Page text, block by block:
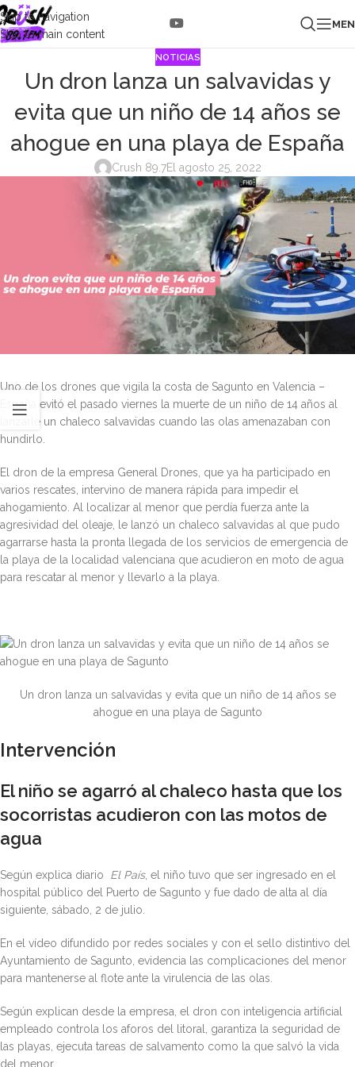
Skip to navigation
Skip to main content
NOTICIAS
Un dron lanza un salvavidas y
evita que un niño de 14 años se
ahogue en una playa de España
Crush 89.7El agosto 25, 2022
Uno de los drones que vigila la costa de Sagunto en Valencia –
España evitó el pasado viernes la muerte de un niño de 14 años al
lanzarle un chaleco salvavidas cuando las olas amenazaban con
hundirlo.
El dron de la empresa General Drones, que ya ha participado en
varios rescates, intervino de manera rápida para impedir el
ahogamiento. Al localizar al menor que perdía fuerza ante la
agresividad del oleaje, le lanzó un chaleco salvavidas al que pudo
agarrarse hasta la pronta llegada de los servicios de emergencia de
la playa de la localidad valenciana que acudieron en moto de agua
para rescatar al menor y llevarlo a la playa.
Un dron lanza un salvavidas y evita que un niño de 14 años se
ahogue en una playa de Sagunto
Intervención
El niño se agarró al chaleco hasta que los
socorristas acudieron con las motos de
agua
Según explica diario El País, el niño tuvo que ser ingresado en el
hospital público del Puerto de Sagunto y fue dado de alta al día
siguiente, sábado, 2 de julio.
En el vídeo difundido por redes sociales y con el sello distintivo del
Ayuntamiento de Sagunto, evidencia las complicaciones del menor
para mantenerse al flote ante la virulencia de las olas.
Según explican desde la empresa, el dron con inteligencia artificial
empleado controla los aforos del litoral, garantiza la seguridad de
las playas, ejecuta tareas de salvamento como la que salvó la vida
del menor.